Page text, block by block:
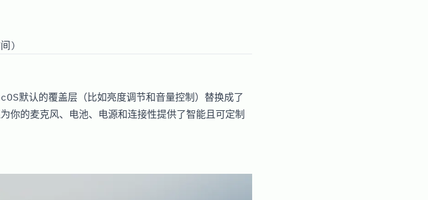
)
默认的覆盖层（比如亮度调节和音量控制）替换成了
你的麦克风、电池、电源和连接性提供了智能且可定制